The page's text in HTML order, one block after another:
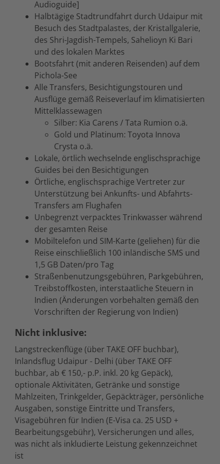
Audioguide]
Halbtägige Stadtrundfahrt durch Udaipur mit
Besuch des Stadtpalastes, der Kristallgalerie,
des Shri-Jagdish-Tempels, Sahelioyn Ki Bari
und des lokalen Marktes
Bootsfahrt (mit anderen Reisenden) auf dem
Pichola-See
Alle Transfers, Besichtigungstouren und
Ausflüge gemäß Reiseverlauf im klimatisierten
Mittelklassewagen
Silber: Kia Carens / Tata Rumion o.ä.
Gold und Platinum: Toyota Innova
Crysta o.ä.
Lokale, örtlich wechselnde englischsprachige
Guides bei den Besichtigungen
Örtliche, englischsprachige Vertreter zur
Unterstützung bei Ankunfts- und Abfahrts-
Transfers am Flughafen
Unbegrenzt verpacktes Trinkwasser während
der gesamten Reise
Mobiltelefon und SIM-Karte (geliehen) für die
Reise einschließlich 100 inländische SMS und
1,5 GB Daten/pro Tag
Straßenbenutzungsgebühren, Parkgebühren,
Treibstoffkosten, interstaatliche Steuern in
Indien (Änderungen vorbehalten gemäß den
Vorschriften der Regierung von Indien)
Nicht inklusive:
Langstreckenflüge (über TAKE OFF buchbar),
Inlandsflug Udaipur - Delhi (über TAKE OFF
buchbar, ab € 150,- p.P. inkl. 20 kg Gepäck),
optionale Aktivitäten, Getränke und sonstige
Mahlzeiten, Trinkgelder, Gepäckträger, persönliche
Ausgaben, sonstige Eintritte und Transfers,
Visagebühren für Indien (E-Visa ca. 25 USD +
Bearbeitungsgebühr), Versicherungen und alles,
was nicht als inkludierte Leistung gekennzeichnet
ist